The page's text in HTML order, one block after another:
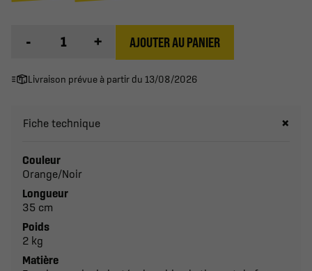
- + AJOUTER AU PANIER
Livraison prévue à partir du 13/08/2026
Fiche technique
Couleur
Orange/Noir
Longueur
35 cm
Poids
2 kg
Matière